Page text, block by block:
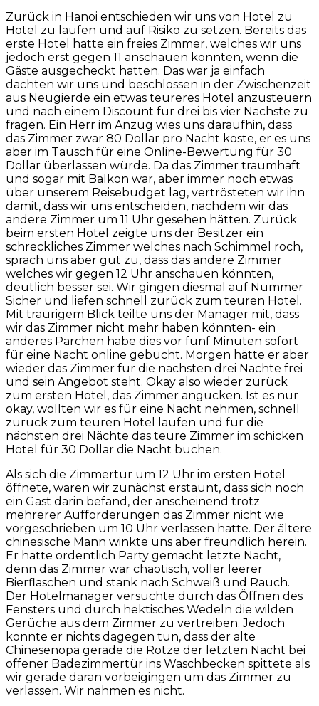
Zurück in Hanoi entschieden wir uns von Hotel zu
Hotel zu laufen und auf Risiko zu setzen. Bereits das
erste Hotel hatte ein freies Zimmer, welches wir uns
jedoch erst gegen 11 anschauen konnten, wenn die
Gäste ausgecheckt hatten. Das war ja einfach
dachten wir uns und beschlossen in der Zwischenzeit
aus Neugierde ein etwas teureres Hotel anzusteuern
und nach einem Discount für drei bis vier Nächste zu
fragen. Ein Herr im Anzug wies uns daraufhin, dass
das Zimmer zwar 80 Dollar pro Nacht koste, er es uns
aber im Tausch für eine Online-Bewertung für 30
Dollar überlassen würde. Da das Zimmer traumhaft
und sogar mit Balkon war, aber immer noch etwas
über unserem Reisebudget lag, vertrösteten wir ihn
damit, dass wir uns entscheiden, nachdem wir das
andere Zimmer um 11 Uhr gesehen hätten. Zurück
beim ersten Hotel zeigte uns der Besitzer ein
schreckliches Zimmer welches nach Schimmel roch,
sprach uns aber gut zu, dass das andere Zimmer
welches wir gegen 12 Uhr anschauen könnten,
deutlich besser sei. Wir gingen diesmal auf Nummer
Sicher und liefen schnell zurück zum teuren Hotel.
Mit traurigem Blick teilte uns der Manager mit, dass
wir das Zimmer nicht mehr haben könnten- ein
anderes Pärchen habe dies vor fünf Minuten sofort
für eine Nacht online gebucht. Morgen hätte er aber
wieder das Zimmer für die nächsten drei Nächte frei
und sein Angebot steht. Okay also wieder zurück
zum ersten Hotel, das Zimmer angucken. Ist es nur
okay, wollten wir es für eine Nacht nehmen, schnell
zurück zum teuren Hotel laufen und für die
nächsten drei Nächte das teure Zimmer im schicken
Hotel für 30 Dollar die Nacht buchen.
Als sich die Zimmertür um 12 Uhr im ersten Hotel
öffnete, waren wir zunächst erstaunt, dass sich noch
ein Gast darin befand, der anscheinend trotz
mehrerer Aufforderungen das Zimmer nicht wie
vorgeschrieben um 10 Uhr verlassen hatte. Der ältere
chinesische Mann winkte uns aber freundlich herein.
Er hatte ordentlich Party gemacht letzte Nacht,
denn das Zimmer war chaotisch, voller leerer
Bierflaschen und stank nach Schweiß und Rauch.
Der Hotelmanager versuchte durch das Öffnen des
Fensters und durch hektisches Wedeln die wilden
Gerüche aus dem Zimmer zu vertreiben. Jedoch
konnte er nichts dagegen tun, dass der alte
Chinesenopa gerade die Rotze der letzten Nacht bei
offener Badezimmertür ins Waschbecken spittete als
wir gerade daran vorbeigingen um das Zimmer zu
verlassen. Wir nahmen es nicht.